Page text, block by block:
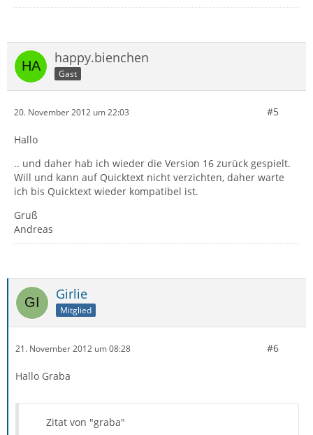
happy.bienchen
Gast
20. November 2012 um 22:03 #5
Hallo
.. und daher hab ich wieder die Version 16 zurück gespielt.
Will und kann auf Quicktext nicht verzichten, daher warte
ich bis Quicktext wieder kompatibel ist.
Gruß
Andreas
Girlie
Mitglied
21. November 2012 um 08:28 #6
Hallo Graba
Zitat von "graba"